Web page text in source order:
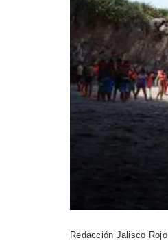
Redacción Jalisco Rojo